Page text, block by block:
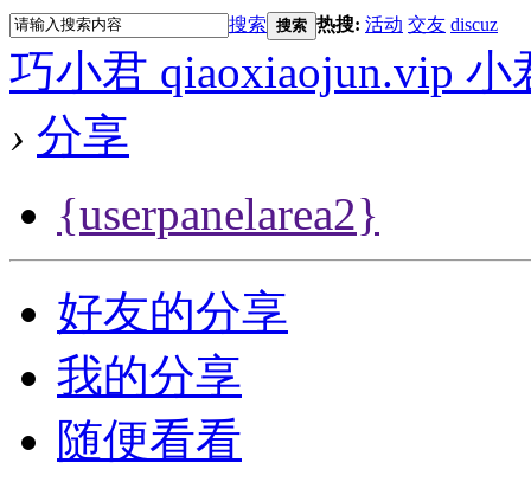
搜索 搜索 热搜: 活动 交友 discuz
巧小君 qiaoxiaojun.vip
› 分享
{userpanelarea2}
好友的分享
我的分享
随便看看